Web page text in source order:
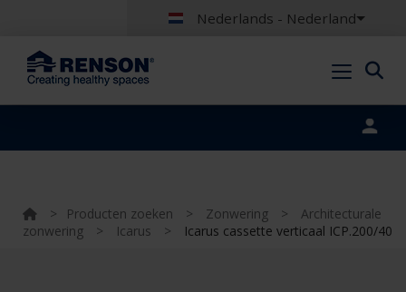
Nederlands - Nederland
> Producten zoeken > Zonwering >
Architecturale
zonwering
> Icarus > Icarus cassette verticaal ICP.200/40